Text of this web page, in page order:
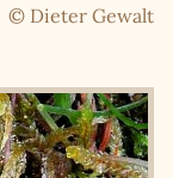
© Dieter Gewalt